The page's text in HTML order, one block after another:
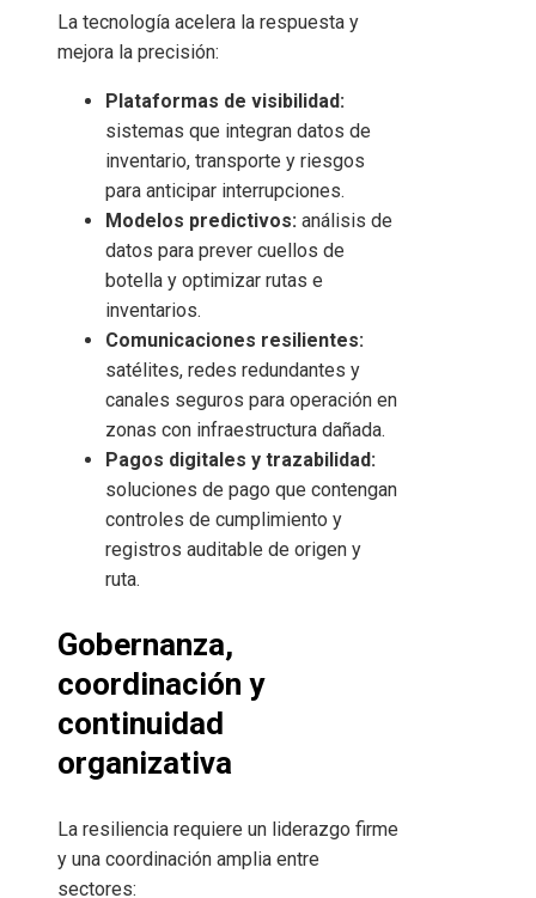
La tecnología acelera la respuesta y
mejora la precisión:
Plataformas de visibilidad:
sistemas que integran datos de
inventario, transporte y riesgos
para anticipar interrupciones.
Modelos predictivos: análisis de
datos para prever cuellos de
botella y optimizar rutas e
inventarios.
Comunicaciones resilientes:
satélites, redes redundantes y
canales seguros para operación en
zonas con infraestructura dañada.
Pagos digitales y trazabilidad:
soluciones de pago que contengan
controles de cumplimiento y
registros auditable de origen y
ruta.
Gobernanza,
coordinación y
continuidad
organizativa
La resiliencia requiere un liderazgo firme
y una coordinación amplia entre
sectores: